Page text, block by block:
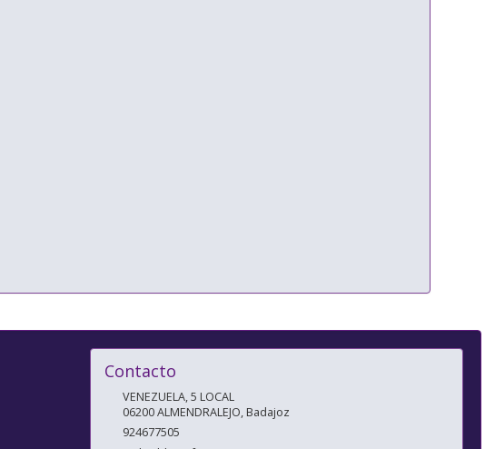
Contacto
VENEZUELA, 5 LOCAL
06200ALMENDRALEJO,Badajoz
924677505